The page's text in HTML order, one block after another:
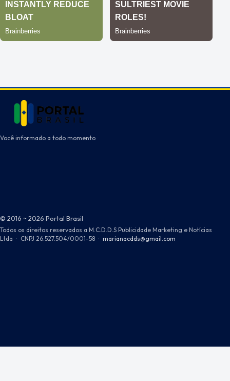
Você informado a todo momento
© 2016 ~ 2026 Portal Brasil
Todos os direitos reservados a M.C.D.D.S Publicidade Marketing e Notícias
Ltda · CNPJ 26.527.504/0001-58 · marianacdds@gmail.com